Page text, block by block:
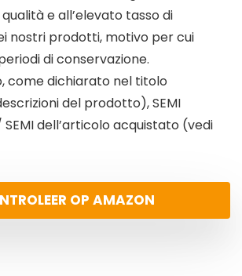
e all’elevato tasso di
nostri prodotti, motivo per cui
di conservazione.
come dichiarato nel titolo
del prodotto), SEMI
/ SEMI dell’articolo acquistato (vedi
OP AMAZON